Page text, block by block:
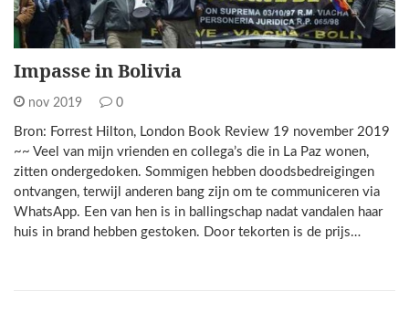
Impasse in Bolivia
nov 2019 0
Bron: Forrest Hilton, London Book Review 19 november 2019
~~ Veel van mijn vrienden en collega’s die in La Paz wonen,
zitten ondergedoken. Sommigen hebben doodsbedreigingen
ontvangen, terwijl anderen bang zijn om te communiceren via
WhatsApp. Een van hen is in ballingschap nadat vandalen haar
huis in brand hebben gestoken. Door tekorten is de prijs…